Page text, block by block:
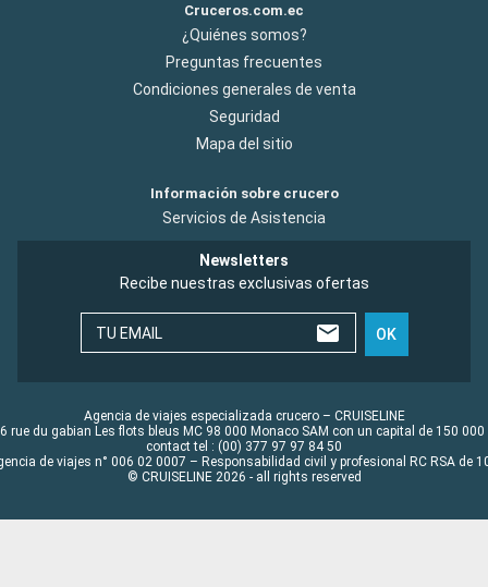
Cruceros.com.ec
¿Quiénes somos?
Preguntas frecuentes
Condiciones generales de venta
Seguridad
Mapa del sitio
Información sobre crucero
Servicios de Asistencia
Newsletters
Recibe nuestras exclusivas ofertas
TU EMAIL OK
Agencia de viajes especializada crucero – CRUISELINE
rue du gabian Les flots bleus MC 98 000 Monaco SAM con un capital de 150 000
contact tel : (00) 377 97 97 84 50
de viajes n° 006 02 0007 – Responsabilidad civil y profesional RC RSA de
© CRUISELINE 2026 - all rights reserved